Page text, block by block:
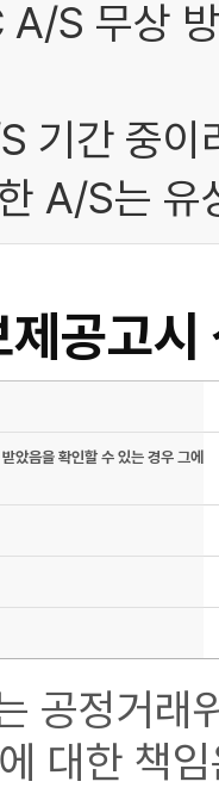
A/S 무상
기간 중이
A/S는 유
공고시
았음을 확인할 수 있는 경우 그에
공정거래
대한 책